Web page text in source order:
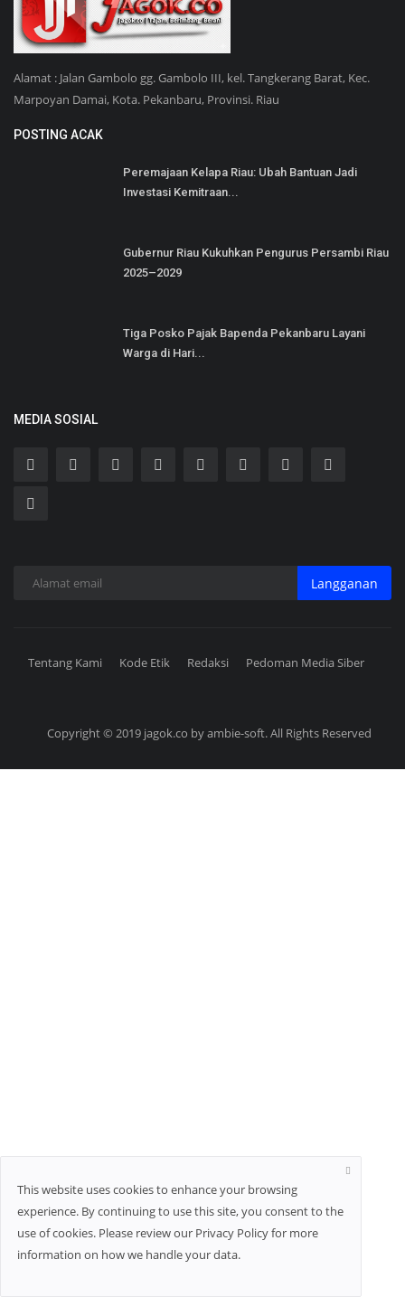
Alamat : Jalan Gambolo gg. Gambolo III, kel. Tangkerang Barat, Kec.
Marpoyan Damai, Kota. Pekanbaru, Provinsi. Riau
POSTING ACAK
Peremajaan Kelapa Riau: Ubah Bantuan Jadi
Investasi Kemitraan...
Gubernur Riau Kukuhkan Pengurus Persambi Riau
2025–2029
Tiga Posko Pajak Bapenda Pekanbaru Layani
Warga di Hari...
MEDIA SOSIAL
Langganan
Tentang Kami Kode Etik Redaksi Pedoman Media Siber
Copyright © 2019 jagok.co by ambie-soft. All Rights Reserved
This website uses cookies to enhance your browsing
experience. By continuing to use this site, you consent to the
use of cookies. Please review our Privacy Policy for more
information on how we handle your data.